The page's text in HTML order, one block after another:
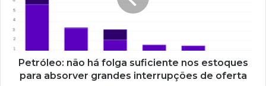
Petróleo: não há folga suficiente nos estoques
para absorver grandes interrupções de oferta